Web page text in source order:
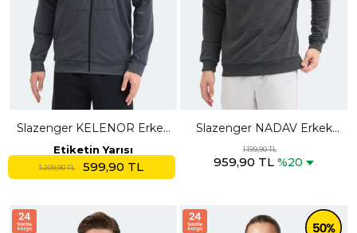
Slazenger KELENOR Erkek
Kapüşonlu Cepli Koyu Gri
Sweatshırt
Etiketin Yarısı
1.209,90 TL 599,90 TL
Slazenger NADAV Erkek
Koyu Gri Sweatshırt
1.199,90 TL
959,90 TL %20